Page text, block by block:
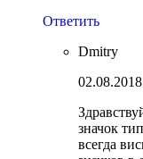
Ответить
Dmitry
значок
всегда